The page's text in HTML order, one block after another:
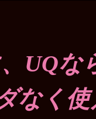
UQな
なく